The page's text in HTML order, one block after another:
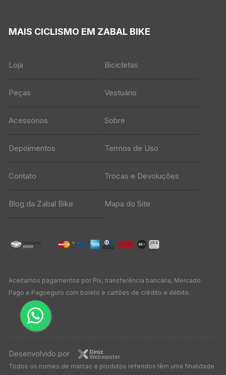
MAIS CICLISMO EM ZABAL BIKE
Loja Bicicletas
Peças Vestuário
Acessórios Sobre
Depoimentos Termos de Uso
Contato Trocas e Devoluções
Blog da Zabal Bike Mapa do Site
Aceitamos pagamentos por Pix, transferência bancária, Mercado
Pago e Pagseguro com boleto e cartões de crédito e débito.
Desenvolvido por Diniz
Webmaster
Todos os nomes de marcas e produtos referidos têm uma finalidade